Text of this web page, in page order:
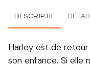
DESCRIPTIF
Harley est de retour
son enfance. Si elle